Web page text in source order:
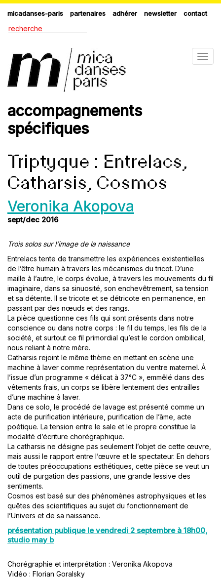
micadanses-paris partenaires adhérer newsletter contact
accompagnements
spécifiques
Triptyque : Entrelacs,
Catharsis, Cosmos
Veronika Akopova
sept/dec 2016
Trois solos sur l’image de la naissance
Entrelacs tente de transmettre les expériences existentielles
de l’être humain à travers les mécanismes du tricot. D’une
maille à l’autre, le corps évolue, à travers les mouvements du fil
imaginaire, dans sa sinuosité, son enchevêtrement, sa tension
et sa détente. Il se tricote et se détricote en permanence, en
passant par des nœuds et des rangs.
La pièce questionne ces fils qui sont présents dans notre
conscience ou dans notre corps : le fil du temps, les fils de la
société, et surtout ce fil primordial qu’est le cordon ombilical,
nous reliant à notre mère.
Catharsis rejoint le même thème en mettant en scène une
machine à laver comme représentation du ventre maternel. À
l’issue d’un programme « délicat à 37°C », emmêlé dans des
vêtements frais, un corps se libère lentement des entrailles
d’une machine à laver.
Dans ce solo, le procédé de lavage est présenté comme un
acte de purification intérieure, purification de l’âme, acte
poétique. La tension entre le sale et le propre constitue la
modalité d’écriture chorégraphique.
La catharsis ne désigne pas seulement l’objet de cette œuvre,
mais aussi le rapport entre l’œuvre et le spectateur. En dehors
de toutes préoccupations esthétiques, cette pièce se veut un
outil de purgation des passions, une grande lessive des
sentiments.
Cosmos est basé sur des phénomènes astrophysiques et les
quêtes des scientifiques au sujet du fonctionnement de
l’Univers et de sa naissance.
présentation publique le vendredi 2 septembre à 18h00,
studio may b
Chorégraphie et interprétation : Veronika Akopova
Vidéo : Florian Goralsky